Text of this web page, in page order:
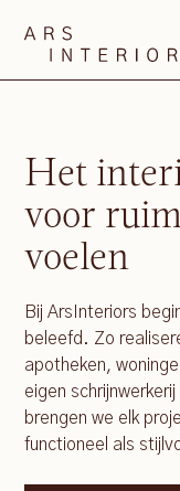
Het
voor
voelen
Bij ArsInteriors
beleefd. Zo
apotheken,
eigen
brengen we elk
functioneel als